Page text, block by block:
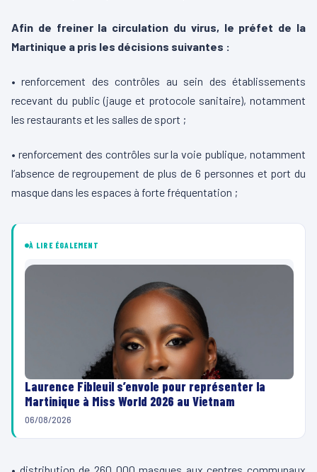
Afin de freiner la circulation du virus, le préfet de la
Martinique a pris les décisions suivantes :
• renforcement des contrôles au sein des établissements
recevant du public (jauge et protocole sanitaire), notamment
les restaurants et les salles de sport ;
• renforcement des contrôles sur la voie publique, notamment
l’absence de regroupement de plus de 6 personnes et port du
masque dans les espaces à forte fréquentation ;
À LIRE ÉGALEMENT
Laurence Fibleuil s’envole pour représenter la
Martinique à Miss World 2026 au Vietnam
06/08/2026